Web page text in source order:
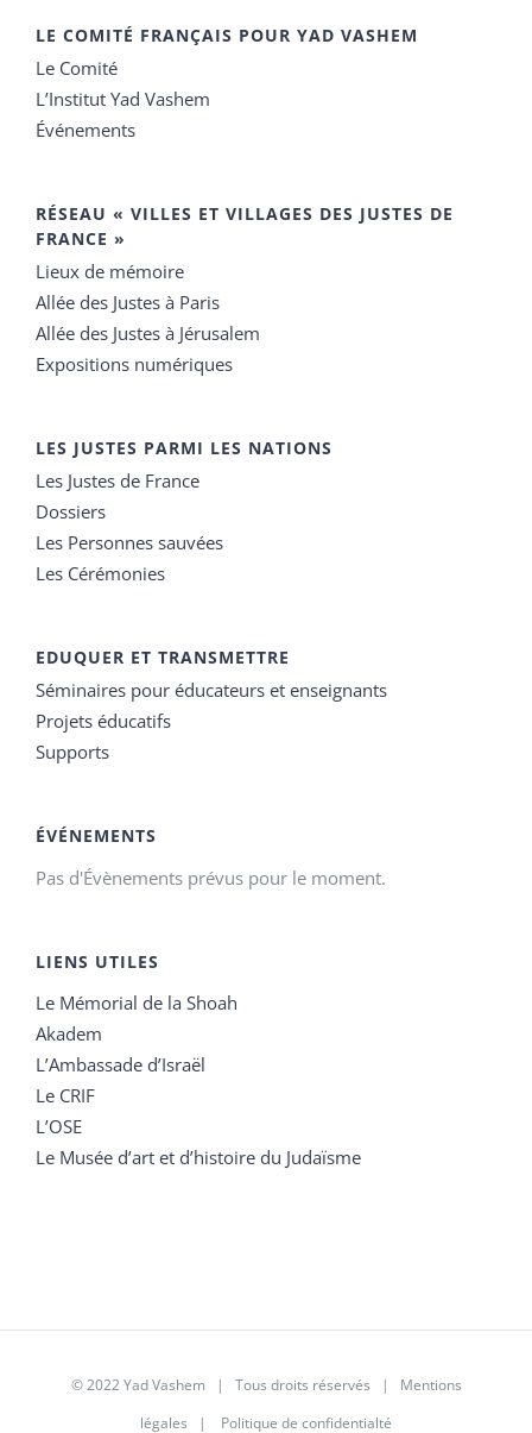
LE COMITÉ FRANÇAIS POUR YAD VASHEM
Le Comité
L’Institut Yad Vashem
Événements
RÉSEAU « VILLES ET VILLAGES DES JUSTES DE
FRANCE »
Lieux de mémoire
Allée des Justes à Paris
Allée des Justes à Jérusalem
Expositions numériques
LES JUSTES PARMI LES NATIONS
Les Justes de France
Dossiers
Les Personnes sauvées
Les Cérémonies
EDUQUER ET TRANSMETTRE
Séminaires pour éducateurs et enseignants
Projets éducatifs
Supports
ÉVÉNEMENTS
Pas d'Évènements prévus pour le moment.
LIENS UTILES
Le Mémorial de la Shoah
Akadem
L’Ambassade d’Israël
Le CRIF
L’OSE
Le Musée d’art et d’histoire du Judaïsme
© 2022 Yad Vashem | Tous droits réservés | Mentions
légales | Politique de confidentialté